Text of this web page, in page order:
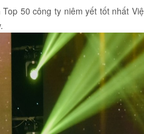
50 công ty niêm yết tốt nhất